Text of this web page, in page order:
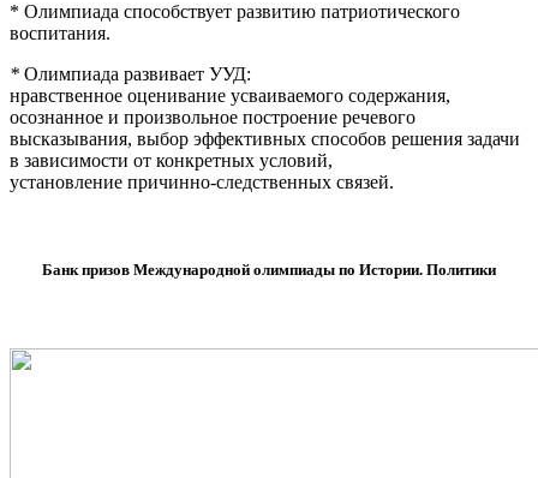
* Олимпиада способствует развитию патриотического
воспитания.
* Олимпиада развивает УУД:
нравственное оценивание усваиваемого содержания,
осознанное и произвольное построение речевого
высказывания, выбор эффективных способов решения задачи
в зависимости от конкретных условий,
установление причинно-следственных связей.
Банк призов Международной олимпиады по Истории. Политики